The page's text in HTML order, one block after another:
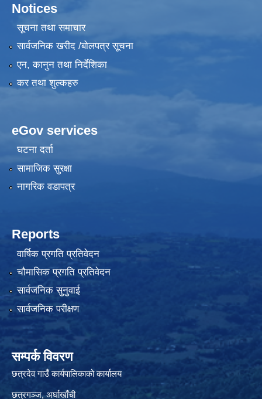
Notices
सूचना तथा समाचार
सार्वजनिक खरीद /बोलपत्र सूचना
एन, कानुन तथा निर्देशिका
कर तथा शुल्कहरु
eGov services
घटना दर्ता
सामाजिक सुरक्षा
नागरिक वडापत्र
Reports
वार्षिक प्रगति प्रतिवेदन
चौमासिक प्रगति प्रतिवेदन
सार्वजनिक सुनुवाई
सार्वजनिक परीक्षण
सम्पर्क विवरण
छत्रदेव गाउँ कार्यपालिकाको कार्यालय
छत्रगञ्ज, अर्घाखाँची